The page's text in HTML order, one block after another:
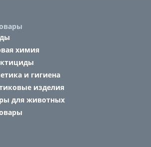
химия
и гигиена
изделия
для животных